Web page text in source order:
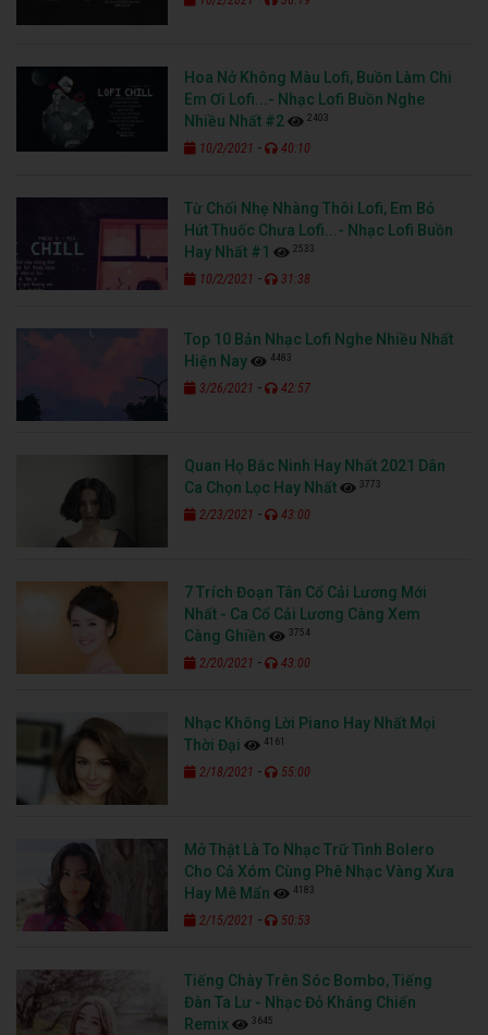
Hoa Nở Không Màu Lofi, Buồn Làm Chi
Em Ơi Lofi...- Nhạc Lofi Buồn Nghe
Nhiều Nhất #2
2403
10/2/2021 - 40:10
Từ Chối Nhẹ Nhàng Thôi Lofi, Em Bỏ
Hút Thuốc Chưa Lofi...- Nhạc Lofi Buồn
Hay Nhất #1
2533
10/2/2021 - 31:38
Top 10 Bản Nhạc Lofi Nghe Nhiều Nhất
Hiện Nay
4483
3/26/2021 - 42:57
Quan Họ Bắc Ninh Hay Nhất 2021 Dân
Ca Chọn Lọc Hay Nhất
3773
2/23/2021 - 43:00
7 Trích Đoạn Tân Cổ Cải Lương Mới
Nhất - Ca Cổ Cải Lương Càng Xem
Càng Ghiền
3754
2/20/2021 - 43:00
Nhạc Không Lời Piano Hay Nhất Mọi
Thời Đại
4161
2/18/2021 - 55:00
Mở Thật Là To Nhạc Trữ Tình Bolero
Cho Cả Xóm Cùng Phê Nhạc Vàng Xưa
Hay Mê Mẩn
4183
2/15/2021 - 50:53
Tiếng Chày Trên Sóc Bombo, Tiếng
Đàn Ta Lư - Nhạc Đỏ Kháng Chiến
Remix
3645